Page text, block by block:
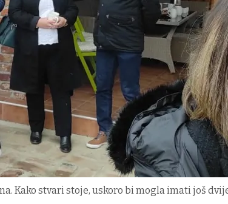
Kako stvari stoje, uskoro bi mogla imati još